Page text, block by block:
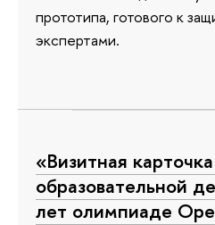
прототипа, готового к
экспертами.
«Визитная
образовательной
лет олимпиаде